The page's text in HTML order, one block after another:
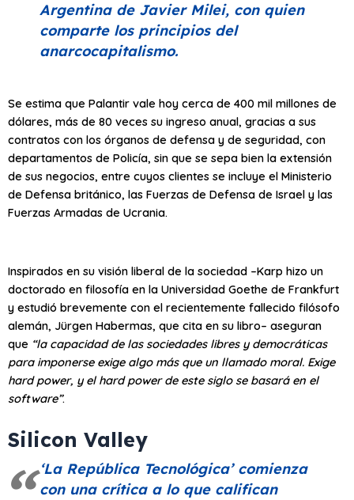
Argentina de Javier Milei, con quien
comparte los principios del
anarcocapitalismo.
Se estima que Palantir vale hoy cerca de 400 mil millones de
dólares, más de 80 veces su ingreso anual, gracias a sus
contratos con los órganos de defensa y de seguridad, con
departamentos de Policía, sin que se sepa bien la extensión
de sus negocios, entre cuyos clientes se incluye el Ministerio
de Defensa británico, las Fuerzas de Defensa de Israel y las
Fuerzas Armadas de Ucrania.
Inspirados en su visión liberal de la sociedad –Karp hizo un
doctorado en filosofía en la Universidad Goethe de Frankfurt
y estudió brevemente con el recientemente fallecido filósofo
alemán, Jürgen Habermas, que cita en su libro– aseguran
que “la capacidad de las sociedades libres y democráticas
para imponerse exige algo más que un llamado moral. Exige
hard power, y el hard power de este siglo se basará en el
software”.
Silicon Valley
‘La República Tecnológica’comienza
con una crítica a lo que califican